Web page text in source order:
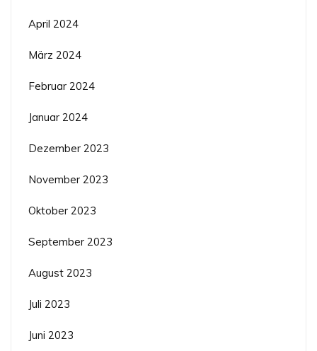
April 2024
März 2024
Februar 2024
Januar 2024
Dezember 2023
November 2023
Oktober 2023
September 2023
August 2023
Juli 2023
Juni 2023